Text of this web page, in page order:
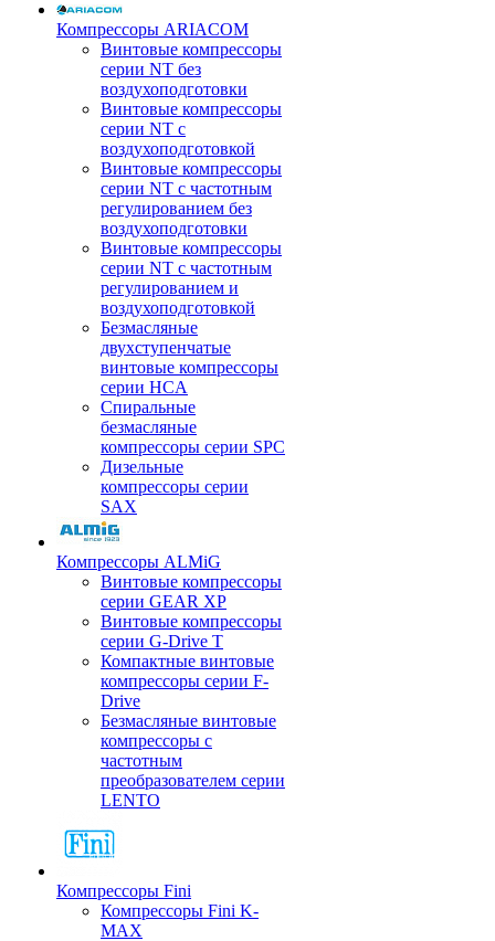
Компрессоры ARIACOM
Винтовые компрессоры
серии NT без
воздухоподготовки
Винтовые компрессоры
серии NT c
воздухоподготовкой
Винтовые компрессоры
серии NT с частотным
регулированием без
воздухоподготовки
Винтовые компрессоры
серии NT с частотным
регулированием и
воздухоподготовкой
Безмасляные
двухступенчатые
винтовые компрессоры
серии HCA
Спиральные
безмасляные
компрессоры серии SPC
Дизельные
компрессоры серии
SAX
Компрессоры ALMiG
Винтовые компрессоры
серии GEAR XP
Винтовые компрессоры
серии G-Drive T
Компактные винтовые
компрессоры серии F-
Drive
Безмасляные винтовые
компрессоры с
частотным
преобразователем серии
LENTO
Компрессоры Fini
Компрессоры Fini K-
MAX